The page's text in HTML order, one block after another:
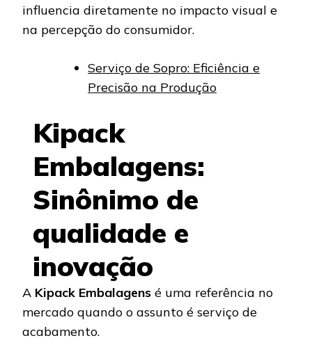
influencia diretamente no impacto visual e
na percepção do consumidor.
Serviço de Sopro: Eficiência e
Precisão na Produção
Kipack
Embalagens:
Sinônimo de
qualidade e
inovação
A Kipack Embalagens é uma referência no
mercado quando o assunto é serviço de
acabamento.